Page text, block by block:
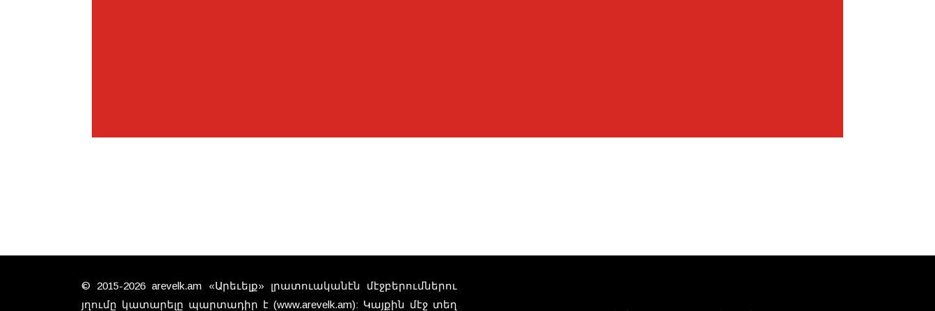
© 2015-2026 arevelk.am «Արեւելք» լրատուականէն մէջբերումներու
յղումը կատարելը պարտադիր է (www.arevelk.am): Կայքին մէջ տեղ